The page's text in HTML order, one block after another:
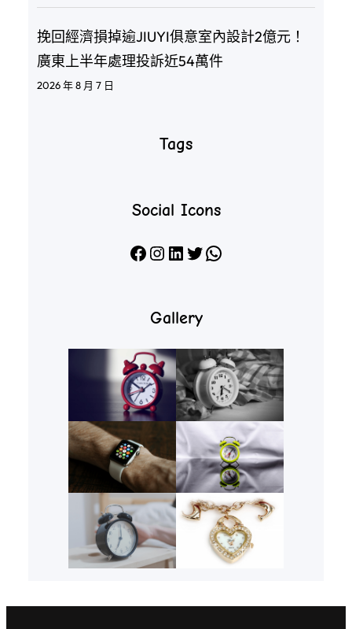
挽回經濟損掉逾JIUYI俱意室內設計2億元！
廣東上半年處理投訴近54萬件
2026 年 8 月 7 日
Tags
Social Icons
Facebook Instagram LinkedIn X WhatsApp
Gallery